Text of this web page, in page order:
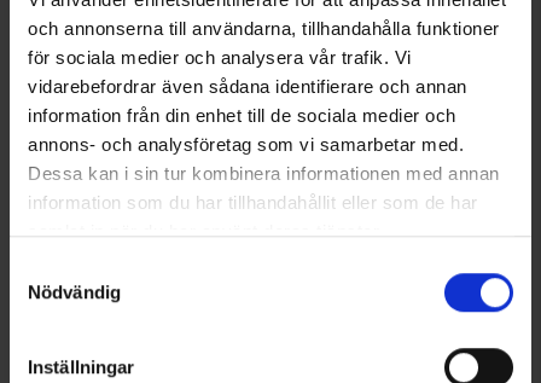
och annonserna till användarna, tillhandahålla funktioner
för sociala medier och analysera vår trafik. Vi
vidarebefordrar även sådana identifierare och annan
information från din enhet till de sociala medier och
annons- och analysföretag som vi samarbetar med.
Dessa kan i sin tur kombinera informationen med annan
information som du har tillhandahållit eller som de har
samlat in när du har använt deras tjänster.
Nödvändig
Inställningar
Dogman Favoritgodbidder 750
Fra29 kr.
Dogman HømHøm pose, 50-pak
15 kr.
Lignende produkter